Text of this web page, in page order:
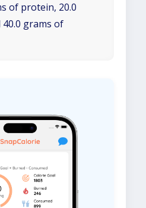
of protein, 20.0
grams of